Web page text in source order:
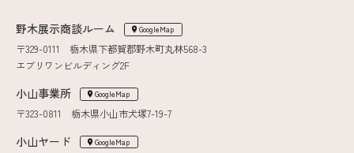
野木展示商談ルーム GoogleMap
〒329-0111 栃木県下都賀郡野木町丸林568-3
エブリワンビルディング2F
小山事業所 GoogleMap
〒323-0811 栃木県小山市犬塚7-19-7
小山ヤード GoogleMap